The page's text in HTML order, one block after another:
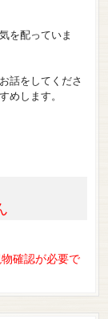
を配っていま
話をしてくださ
めします。
確認が必要で